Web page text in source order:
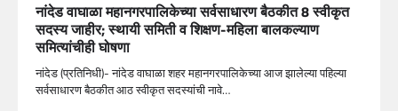
नांदेड वाघाळा महानगरपालिकेच्या सर्वसाधारण बैठकीत 8 स्वीकृत
सदस्य जाहीर; स्थायी समिती व शिक्षण-महिला बालकल्याण
समित्यांचीही घोषणा
नांदेड (प्रतिनिधी)- नांदेड वाघाळा शहर महानगरपालिकेच्या आज झालेल्या पहिल्या
सर्वसाधारण बैठकीत आठ स्वीकृत सदस्यांची नावे…